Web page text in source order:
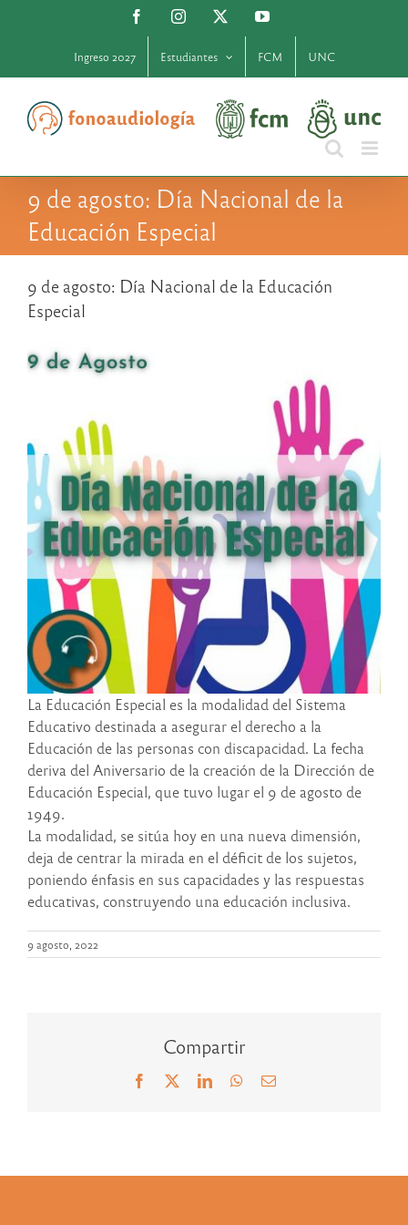
FacebookInstagram YouTube
Ingreso 2027 Estudiantes FCM UNC
9 de agosto: Día Nacional de la
Educación Especial
9 de agosto: Día Nacional de la Educación
Especial
La Educación Especial es la modalidad del Sistema
Educativo destinada a asegurar el derecho a la
Educación de las personas con discapacidad. La fecha
deriva del Aniversario de la creación de la Dirección de
Educación Especial, que tuvo lugar el 9 de agosto de
1949.
La modalidad, se sitúa hoy en una nueva dimensión,
deja de centrar la mirada en el déficit de los sujetos,
poniendo énfasis en sus capacidades y las respuestas
educativas, construyendo una educación inclusiva.
9 agosto, 2022
Compartir
Facebook LinkedInWhatsApp
Correo